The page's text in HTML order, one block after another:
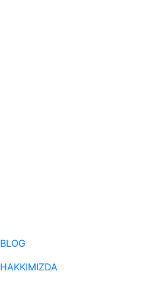
BLOG
HAKKIMIZDA